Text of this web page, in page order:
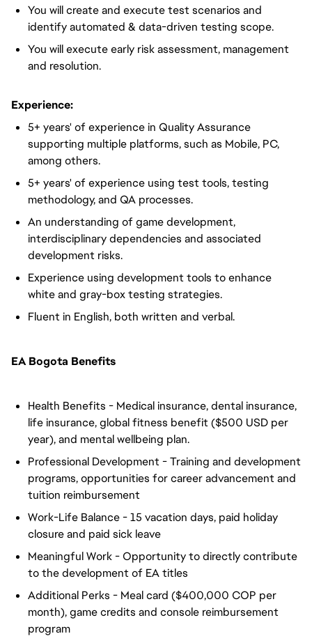
You will create and execute test scenarios and
identify automated & data-driven testing scope.
You will execute early risk assessment, management
and resolution.
Experience:
5+ years' of experience in Quality Assurance
supporting multiple platforms, such as Mobile, PC,
among others.
5+ years' of experience using test tools, testing
methodology, and QA processes.
An understanding of game development,
interdisciplinary dependencies and associated
development risks.
Experience using development tools to enhance
white and gray-box testing strategies.
Fluent in English, both written and verbal.
EA Bogota Benefits
Health Benefits - Medical insurance, dental insurance,
life insurance, global fitness benefit ($500 USD per
year), and mental wellbeing plan.
Professional Development - Training and development
programs, opportunities for career advancement and
tuition reimbursement
Work-Life Balance - 15 vacation days, paid holiday
closure and paid sick leave
Meaningful Work - Opportunity to directly contribute
to the development of EA titles
Additional Perks - Meal card ($400,000 COP per
month), game credits and console reimbursement
program